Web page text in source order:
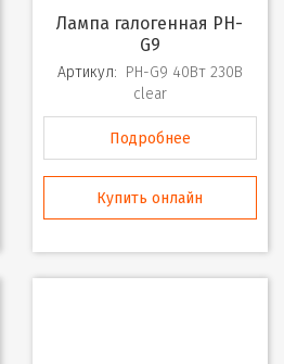
Лампа галогенная PH-
G9
Артикул: PH-G9 40Вт 230В
clear
Подробнее
Купить онлайн